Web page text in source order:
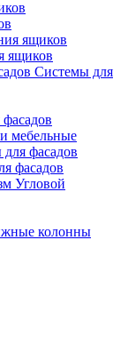
ящиков
Системы для
мебельные
фасадов
Угловой
колонны